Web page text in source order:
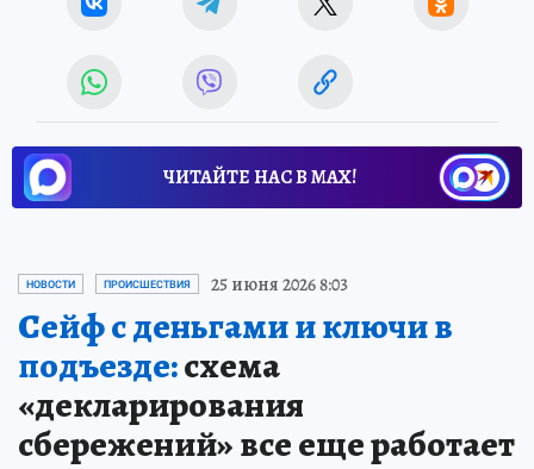
ЧИТАЙТЕ НАС В МАХ!
НОВОСТИ ПРОИСШЕСТВИЯ 25 июня 2026 8:03
Сейф с деньгами и ключи в
подъезде:схема
«декларирования
сбережений» все еще работает